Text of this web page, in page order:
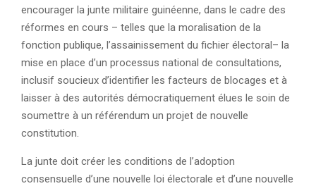
encourager la junte militaire guinéenne, dans le cadre des
réformes en cours – telles que la moralisation de la
fonction publique, l’assainissement du fichier électoral– la
mise en place d’un processus national de consultations,
inclusif soucieux d’identifier les facteurs de blocages et à
laisser à des autorités démocratiquement élues le soin de
soumettre à un référendum un projet de nouvelle
constitution.
La junte doit créer les conditions de l’adoption
consensuelle d’une nouvelle loi électorale et d’une nouvelle